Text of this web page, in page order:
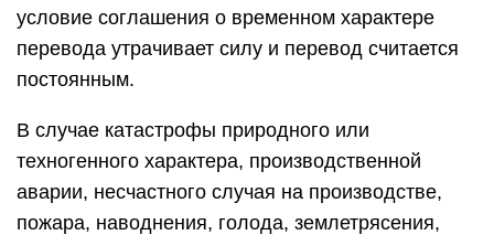
условие соглашения о временном характере
перевода утрачивает силу и перевод считается
постоянным.
В случае катастрофы природного или
техногенного характера, производственной
аварии, несчастного случая на производстве,
пожара, наводнения, голода, землетрясения,